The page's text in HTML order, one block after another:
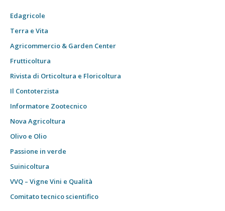
Edagricole
Terra e Vita
Agricommercio & Garden Center
Frutticoltura
Rivista di Orticoltura e Floricoltura
Il Contoterzista
Informatore Zootecnico
Nova Agricoltura
Olivo e Olio
Passione in verde
Suinicoltura
VVQ – Vigne Vini e Qualità
Comitato tecnico scientifico